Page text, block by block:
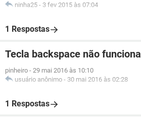
ninha25 - 3 fev 2015 às 07:04
1 Respostas
Tecla backspace não funciona
pinheiro - 29 mai 2016 às 10:10
usuário anônimo - 30 mai 2016 às 02:28
1 Respostas